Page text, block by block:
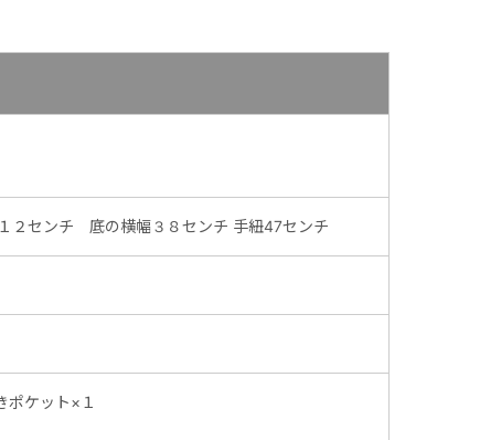
センチ 底の横幅３８センチ 手紐47センチ
ポケット×１